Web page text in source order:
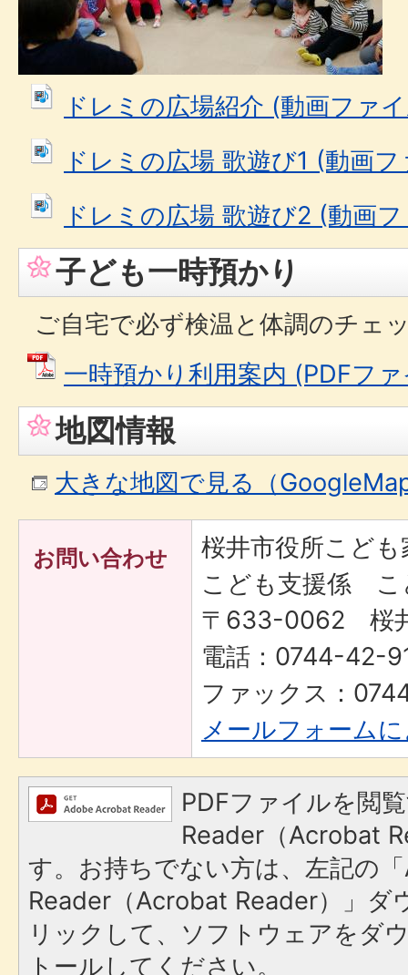
ドレミの広場紹介 (動画ファ
ドレミの広場 歌遊び1 (動画
ドレミの広場 歌遊び2 (動画
子ども一時預かり
ご自宅で必ず検温と体調のチェ
一時預かり利用案内 (PDFフ
地図情報
大きな地図で見る（
お問い合わせ
桜井市役所こど
こども支援係 こ
〒633-0062 桜
電話：0744-42-
ファックス：
メールフォーム
PDFファイルを閲
Reader（Acrobat
す。お持ちでない方は、左記の
Reader（Acrobat Reader）」ダ
リックして、ソフトウェアをダ
トールしてください。